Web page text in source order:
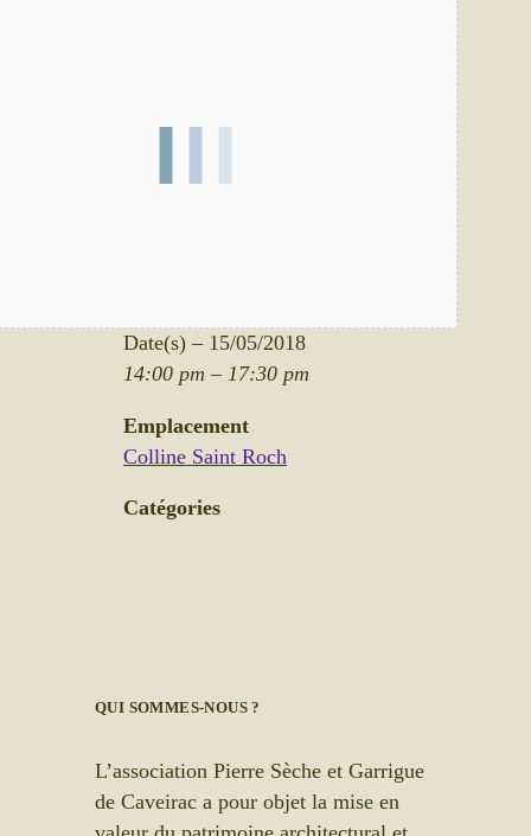
Date(s) – 15/05/2018
14:00 pm – 17:30 pm
Emplacement
Colline Saint Roch
Catégories
QUI SOMMES-NOUS ?
L’association Pierre Sèche et Garrigue
de Caveirac a pour objet la mise en